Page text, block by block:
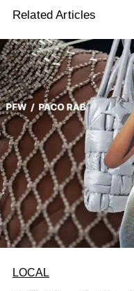
Related Articles
LOCAL